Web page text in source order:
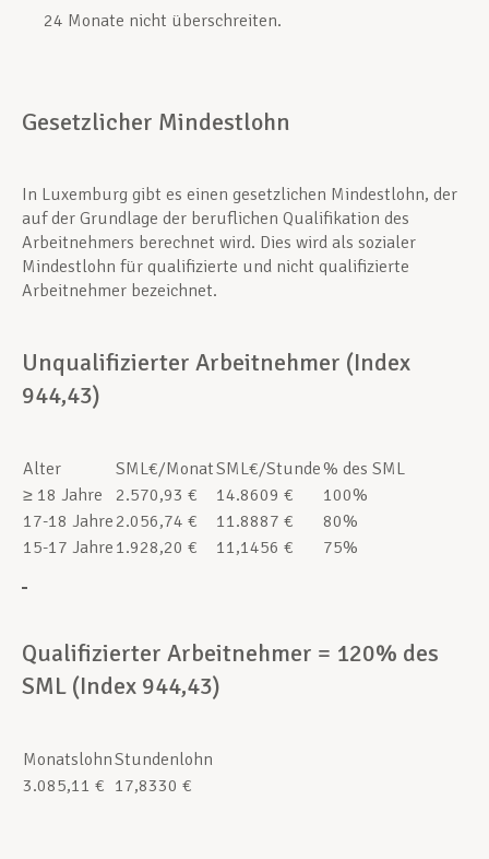
24 Monate nicht überschreiten.
Gesetzlicher Mindestlohn
In Luxemburg gibt es einen gesetzlichen Mindestlohn, der
auf der Grundlage der beruflichen Qualifikation des
Arbeitnehmers berechnet wird. Dies wird als sozialer
Mindestlohn für qualifizierte und nicht qualifizierte
Arbeitnehmer bezeichnet.
Unqualifizierter Arbeitnehmer (Index
944,43)
Alter SML€/MonatSML€/Stunde% des SML
≥ 18 Jahre
2.570,93 € 14.8609 €
100%
17-18 Jahre 2.056,74 € 11.8887 €
80%
15-17 Jahre 1.928,20 € 11,1456 € 75%
Qualifizierter Arbeitnehmer = 120% des
SML (Index 944,43)
MonatslohnStundenlohn
3.085,11 € 17,8330 €